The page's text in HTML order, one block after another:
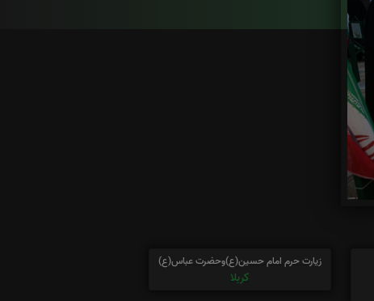
زیارت حرم امام حسین(ع)وحضرت عباس(ع)
کربلا